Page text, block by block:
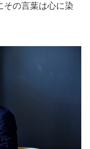
その言葉は心に染